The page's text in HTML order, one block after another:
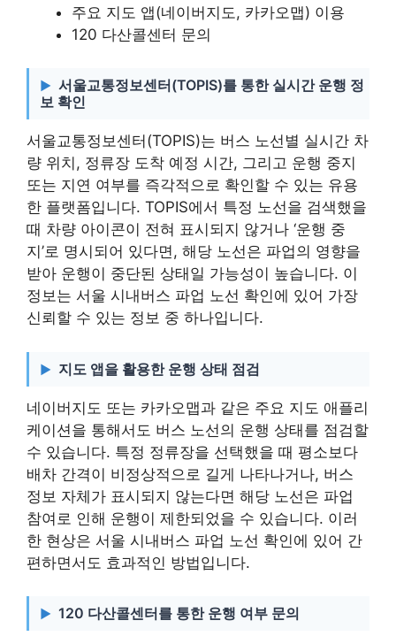
주요 지도 앱(네이버지도, 카카오맵) 이용
120 다산콜센터 문의
서울교통정보센터(TOPIS)를 통한 실시간 운행 정
보 확인
서울교통정보센터(TOPIS)는 버스 노선별 실시간 차
량 위치, 정류장 도착 예정 시간, 그리고 운행 중지
또는 지연 여부를 즉각적으로 확인할 수 있는 유용
한 플랫폼입니다. TOPIS에서 특정 노선을 검색했을
때 차량 아이콘이 전혀 표시되지 않거나 ‘운행 중
지’로 명시되어 있다면, 해당 노선은 파업의 영향을
받아 운행이 중단된 상태일 가능성이 높습니다. 이
정보는 서울 시내버스 파업 노선 확인에 있어 가장
신뢰할 수 있는 정보 중 하나입니다.
지도 앱을 활용한 운행 상태 점검
네이버지도 또는 카카오맵과 같은 주요 지도 애플리
케이션을 통해서도 버스 노선의 운행 상태를 점검할
수 있습니다. 특정 정류장을 선택했을 때 평소보다
배차 간격이 비정상적으로 길게 나타나거나, 버스
정보 자체가 표시되지 않는다면 해당 노선은 파업
참여로 인해 운행이 제한되었을 수 있습니다. 이러
한 현상은 서울 시내버스 파업 노선 확인에 있어 간
편하면서도 효과적인 방법입니다.
120 다산콜센터를 통한 운행 여부 문의